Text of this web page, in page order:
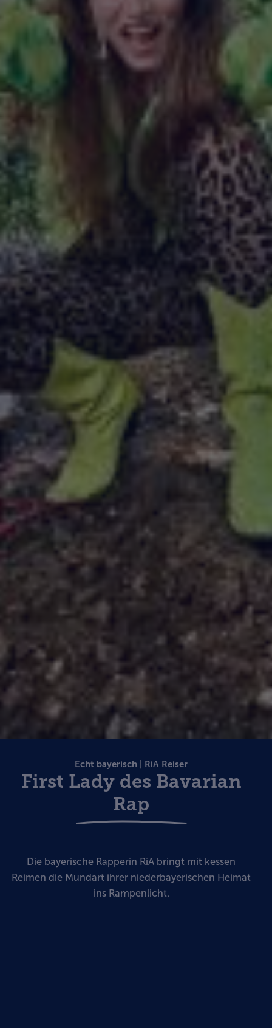
Echt bayerisch | RiA Reiser
First Lady des Bavarian
Rap
Die bayerische Rapperin RiA bringt mit kessen
Reimen die Mundart ihrer niederbayerischen Heimat
ins Rampenlicht.